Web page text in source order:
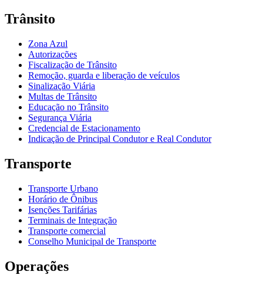
Trânsito
Zona Azul
Autorizações
Fiscalização de Trânsito
Remoção, guarda e liberação de veículos
Sinalização Viária
Multas de Trânsito
Educação no Trânsito
Segurança Viária
Credencial de Estacionamento
Indicação de Principal Condutor e Real Condutor
Transporte
Transporte Urbano
Horário de Ônibus
Isenções Tarifárias
Terminais de Integração
Transporte comercial
Conselho Municipal de Transporte
Operações